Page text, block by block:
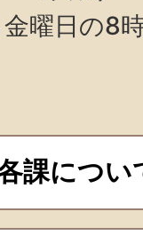
曜日の8
課につい